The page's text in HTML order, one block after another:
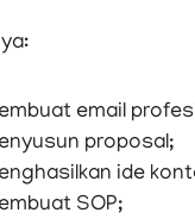
email
proposal;
ide
SOP;